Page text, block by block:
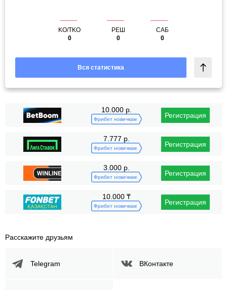
KO/TKO
0
РЕШ
0
САБ
0
Вся статистика
10.000 р.
Фрибет новичкам Регистрация
7.777 р.
Фрибет новичкам Регистрация
3.000 р.
Фрибет новичкам Регистрация
10.000 ₸
Фрибет новичкам Регистрация
Расскажите друзьям
Telegram ВКонтакте